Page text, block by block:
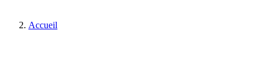
Accueil